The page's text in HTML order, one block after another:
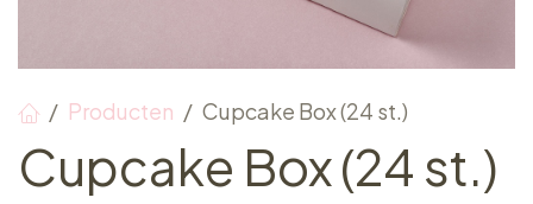
Producten Cupcake Box (24 st.)
Cupcake Box (24 st.)